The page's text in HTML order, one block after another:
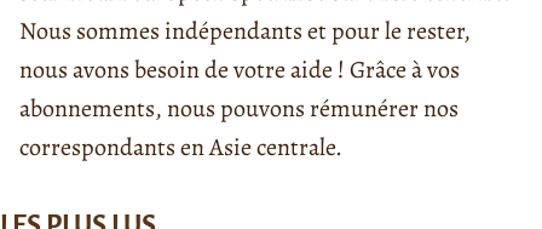
Nous sommes indépendants et pour le rester,
nous avons besoin de votre aide ! Grâce à vos
abonnements, nous pouvons rémunérer nos
correspondants en Asie centrale.